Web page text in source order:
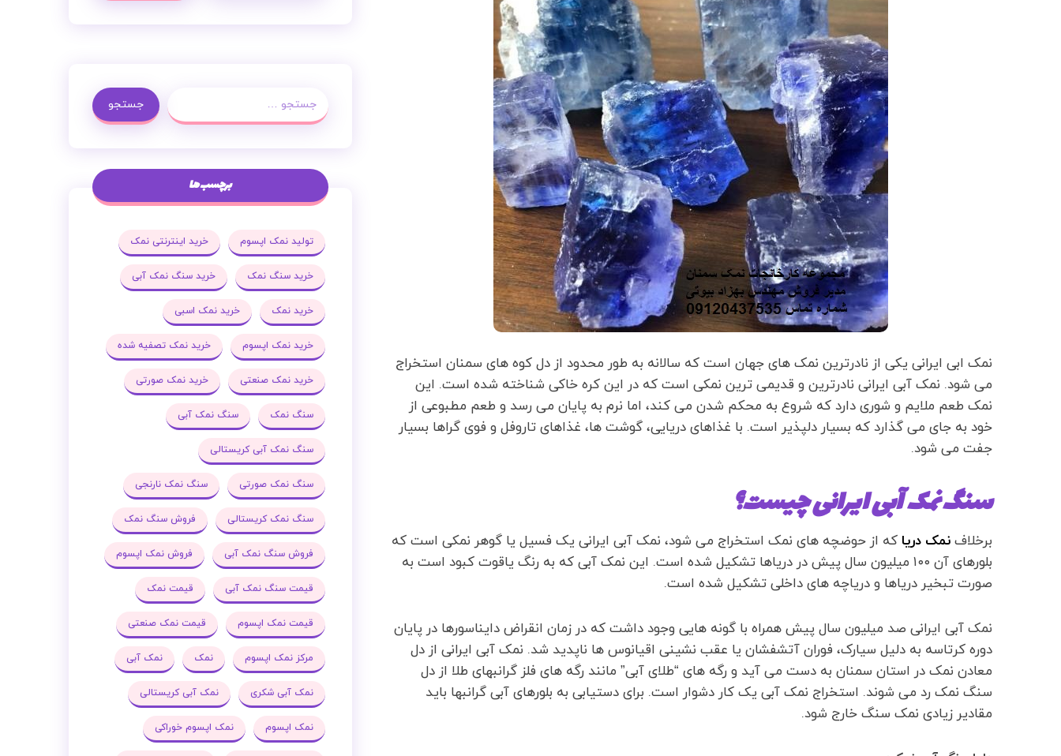
نمک ابی ایرانی یکی از نادرترین نمک های جهان است که سالانه به طور محدود از دل کوه های سمنان استخراج
می شود. نمک آبی ایرانی نادرترین و قدیمی ترین نمکی است که در این کره خاکی شناخته شده است. این
نمک طعم ملایم و شوری دارد که شروع به محکم شدن می کند، اما نرم به پایان می رسد و طعم مطبوعی از
خود به جای می گذارد که بسیار دلپذیر است. با غذاهای دریایی، گوشت ها، غذاهای تاروفل و فوی گراها بسیار
جفت می شود.
سنگ نمک آبی ایرانی چیست؟
برخلاف نمک دریا که از حوضچه های نمک استخراج می شود، نمک آبی ایرانی یک فسیل یا گوهر نمکی است که
بلورهای آن ۱۰۰ میلیون سال پیش در دریاها تشکیل شده است. این نمک آبی که به رنگ یاقوت کبود است به
صورت تبخیر دریاها و دریاچه های داخلی تشکیل شده است.
نمک آبی ایرانی صد میلیون سال پیش همراه با گونه هایی وجود داشت که در زمان انقراض دایناسورها در پایان
دوره کرتاسه به دلیل سیارک، فوران آتشفشان یا عقب نشینی اقیانوس ها ناپدید شد. نمک آبی ایرانی از دل
معادن نمک در استان سمنان به دست می آید و رگه های “طلای آبی” مانند رگه های فلز گرانبهای طلا از دل
سنگ نمک رد می شوند. استخراج نمک آبی یک کار دشوار است. برای دستیابی به بلورهای آبی گرانبها باید
مقادیر زیادی نمک سنگ خارج شود.
جستجو
برچسب ها
تولید نمک اپسوم خرید اینترنتی نمک
خرید سنگ نمک خرید سنگ نمک آبی
خرید نمک خرید نمک اسبی
خرید نمک اپسوم خرید نمک تصفیه شده
خرید نمک صنعتی خرید نمک صورتی
سنگ نمک سنگ نمک آبی
سنگ نمک آبی کریستالی
سنگ نمک صورتی سنگ نمک نارنجی
سنگ نمک کریستالی فروش سنگ نمک
فروش سنگ نمک آبی فروش نمک اپسوم
قیمت سنگ نمک آبی قیمت نمک
قیمت نمک اپسوم قیمت نمک صنعتی
مرکز نمک اپسوم نمک نمک آبی
نمک آبی شکری نمک آبی کریستالی
نمک اپسوم نمک اپسوم خوراکی